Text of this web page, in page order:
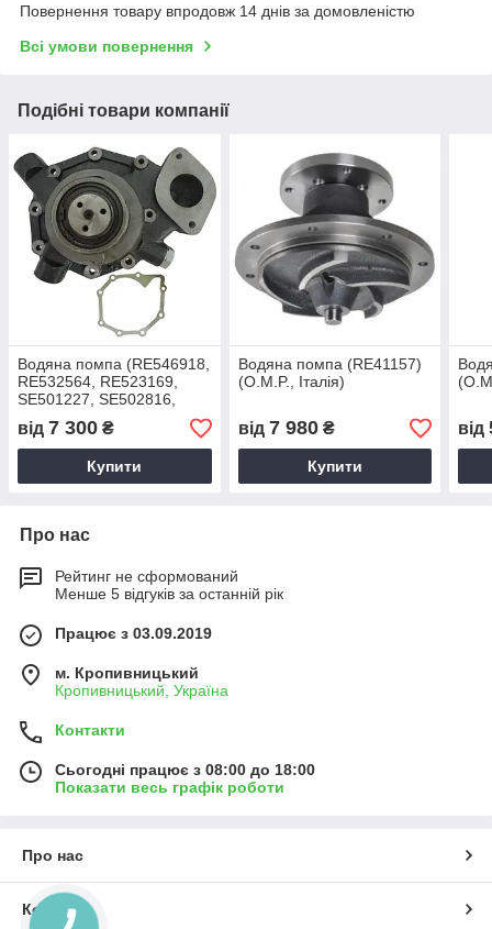
Повернення товару впродовж 14 днів за домовленістю
Всі умови повернення
Подібні товари компанії
Водяна помпа (RE546918,
RE532564, RE523169,
SE501227, SE502816,
DZ128370, DZ125406)
(O.M.P., Італія)
від 7 300 ₴
Купити
Водяна помпа (RE41157)
(O.M.P., Італія)
від 7 980₴
Купити
від
Про нас
Рейтинг не сформований
Менше 5 відгуків за останній рік
Працює з 03.09.2019
м. Кропивницький
Кропивницький, Україна
Контакти
Сьогодні працює з 08:00 до 18:00
Показати весь графік роботи
Про нас
Контакти
КНОПКА